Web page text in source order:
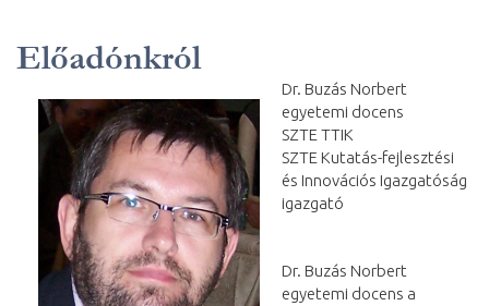
Előadónkról
Dr. Buzás Norbert
egyetemi docens
SZTE TTIK
SZTE Kutatás-fejlesztési
és Innovációs Igazgatóság
igazgató
Dr. Buzás Norbert
egyetemi docens a